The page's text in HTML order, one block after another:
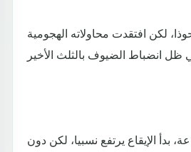
لكن افتقدت محاولاته الهجومية
بدأ الإيقاع يرتفع نسبيا، لكن دون